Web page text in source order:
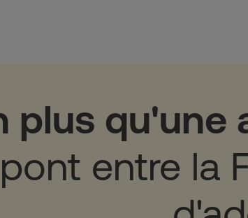
plus qu'une
entre la